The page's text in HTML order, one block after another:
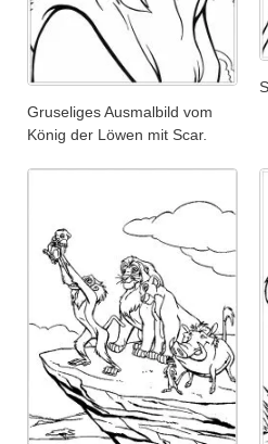
Gruseliges Ausmalbild vom
König der Löwen mit Scar.